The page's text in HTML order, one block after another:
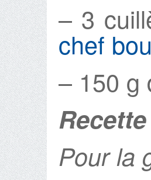
– 3
chef
– 150 g
Pour la